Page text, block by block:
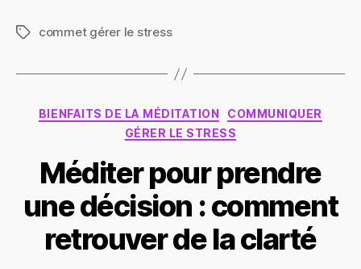
Étiquettes
commet gérer le stress
Catégories
BIENFAITS DE LA MÉDITATION
COMMUNIQUER
GÉRER LE STRESS
Méditer pour prendre
une décision : comment
retrouver de la clarté